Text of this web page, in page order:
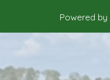
Powered by